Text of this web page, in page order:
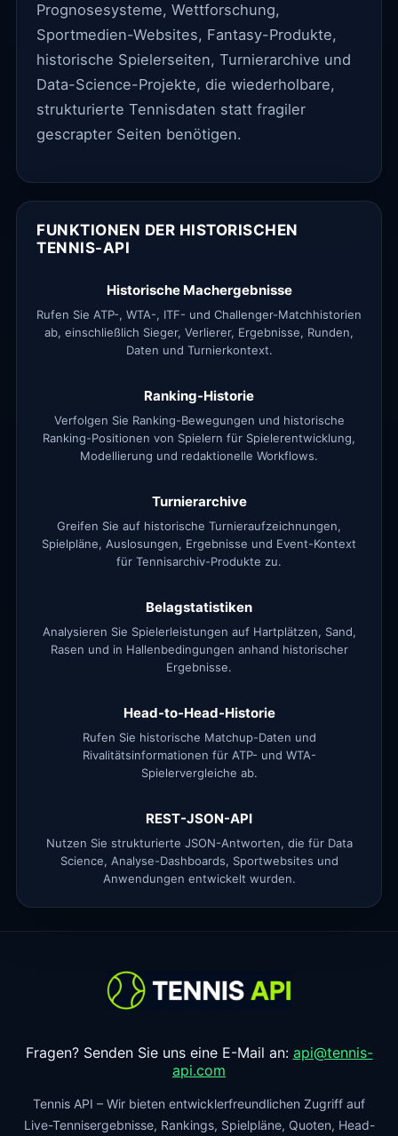
Prognosesysteme, Wettforschung,
Sportmedien-Websites, Fantasy-Produkte,
historische Spielerseiten, Turnierarchive und
Data-Science-Projekte, die wiederholbare,
strukturierte Tennisdaten statt fragiler
gescrapter Seiten benötigen.
FUNKTIONEN DER HISTORISCHEN
TENNIS-API
Historische Machergebnisse
Rufen Sie ATP-, WTA-, ITF- und Challenger-Matchhistorien
ab, einschließlich Sieger, Verlierer, Ergebnisse, Runden,
Daten und Turnierkontext.
Ranking-Historie
Verfolgen Sie Ranking-Bewegungen und historische
Ranking-Positionen von Spielern für Spielerentwicklung,
Modellierung und redaktionelle Workflows.
Turnierarchive
Greifen Sie auf historische Turnieraufzeichnungen,
Spielpläne, Auslosungen, Ergebnisse und Event-Kontext
für Tennisarchiv-Produkte zu.
Belagstatistiken
Analysieren Sie Spielerleistungen auf Hartplätzen, Sand,
Rasen und in Hallenbedingungen anhand historischer
Ergebnisse.
Head-to-Head-Historie
Rufen Sie historische Matchup-Daten und
Rivalitätsinformationen für ATP- und WTA-
Spielervergleiche ab.
REST-JSON-API
Nutzen Sie strukturierte JSON-Antworten, die für Data
Science, Analyse-Dashboards, Sportwebsites und
Anwendungen entwickelt wurden.
Fragen? Senden Sie uns eine E-Mail an: api@tennis-
api.com
Tennis API – Wir bieten entwicklerfreundlichen Zugriff auf
Live-Tennisergebnisse, Rankings, Spielpläne, Quoten, Head-
EN ES FR PT DE